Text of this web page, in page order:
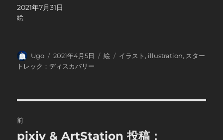
2021年7月31日
絵
投
稿
Ugo
投
稿
2021年4月5日
カ
絵
タ
イラスト , illustration, スター
トレック：ディスカバリー
稿
前
前
pixiv & ArtStation 投稿：